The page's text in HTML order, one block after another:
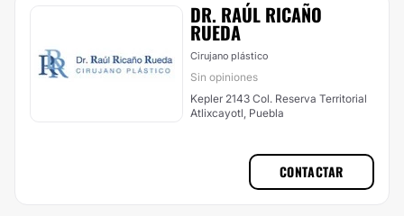
DR. RAÚL RICAÑO
RUEDA
Cirujano plástico
Sin opiniones
Kepler 2143 Col. Reserva Territorial
Atlixcayotl, Puebla
CONTACTAR